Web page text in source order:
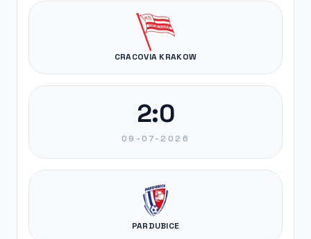
CRACOVIA KRAKOW
2:0
09-07-2026
PARDUBICE